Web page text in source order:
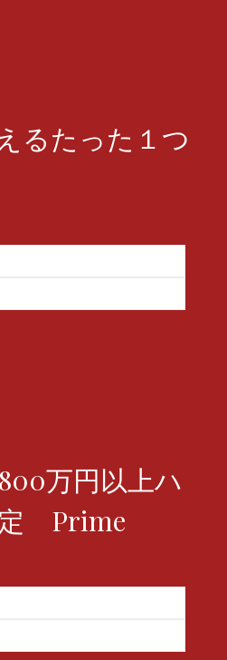
るたった１つ
万円以上ハ
Prime